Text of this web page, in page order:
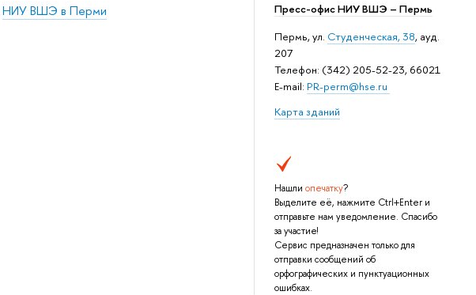
Пресс-офис НИУ ВШЭ – Пермь
Пермь, ул. Студенческая, 38, ауд.
207
Телефон: (342) 205-52-23, 66021
E-mail: PR-perm@hse.ru
Карта зданий
Нашли опечатку?
Выделите её, нажмите Ctrl+Enter и
отправьте нам уведомление. Спасибо
за участие!
Сервис предназначен только для
отправки сообщений об
орфографических и пунктуационных
ошибках.
НИУ ВШЭ в Перми